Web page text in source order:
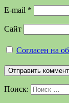
E-mail *
Сайт
Согласен на
Поиск: